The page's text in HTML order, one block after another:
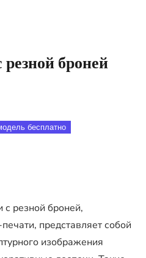
броней
бесплатно
резной броней,
представляет собой
изображения